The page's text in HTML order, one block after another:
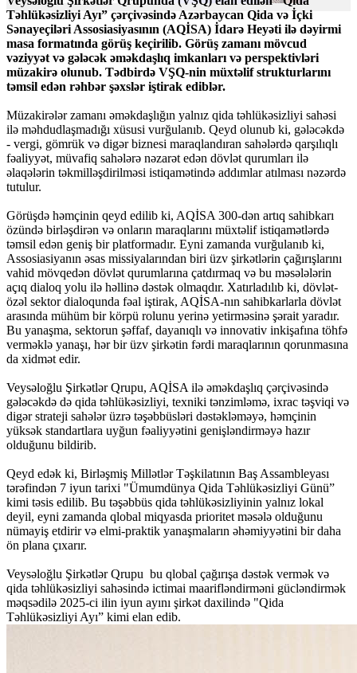
Təhlükəsizliyi Ayı” çərçivəsində Azərbaycan Qida və İçki
Sənayeçiləri Assosiasiyasının (AQİSA) İdarə Heyəti ilə dəyirmi
masa formatında görüş keçirilib. Görüş zamanı mövcud
vəziyyət və gələcək əməkdaşlıq imkanları və perspektivləri
müzakirə olunub. Tədbirdə VŞQ-nin müxtəlif strukturlarını
təmsil edən rəhbər şəxslər iştirak ediblər.
Müzakirələr zamanı əməkdaşlığın yalnız qida təhlükəsizliyi sahəsi
ilə məhdudlaşmadığı xüsusi vurğulanıb. Qeyd olunub ki, gələcəkdə
- vergi, gömrük və digər biznesi maraqlandıran sahələrdə qarşılıqlı
fəaliyyət, müvafiq sahələrə nəzarət edən dövlət qurumları ilə
əlaqələrin təkmilləşdirilməsi istiqamətində addımlar atılması nəzərdə
tutulur.
Görüşdə həmçinin qeyd edilib ki, AQİSA 300-dən artıq sahibkarı
özündə birləşdirən və onların maraqlarını müxtəlif istiqamətlərdə
təmsil edən geniş bir platformadır. Eyni zamanda vurğulanıb ki,
Assosiasiyanın əsas missiyalarından biri üzv şirkətlərin çağırışlarını
vahid mövqedən dövlət qurumlarına çatdırmaq və bu məsələlərin
açıq dialoq yolu ilə həllinə dəstək olmaqdır. Xatırladılıb ki, dövlət-
özəl sektor dialoqunda fəal iştirak, AQİSA-nın sahibkarlarla dövlət
arasında mühüm bir körpü rolunu yerinə yetirməsinə şərait yaradır.
Bu yanaşma, sektorun şəffaf, dayanıqlı və innovativ inkişafına töhfə
verməklə yanaşı, hər bir üzv şirkətin fərdi maraqlarının qorunmasına
da xidmət edir.
Veysəloğlu Şirkətlər Qrupu, AQİSA ilə əməkdaşlıq çərçivəsində
gələcəkdə də qida təhlükəsizliyi, texniki tənzimləmə, ixrac təşviqi və
digər strateji sahələr üzrə təşəbbüsləri dəstəkləməyə, həmçinin
yüksək standartlara uyğun fəaliyyətini genişləndirməyə hazır
olduğunu bildirib.
Qeyd edək ki, Birləşmiş Millətlər Təşkilatının Baş Assambleyası
tərəfindən 7 iyun tarixi "Ümumdünya Qida Təhlükəsizliyi Günü”
kimi təsis edilib. Bu təşəbbüs qida təhlükəsizliyinin yalnız lokal
deyil, eyni zamanda qlobal miqyasda prioritet məsələ olduğunu
nümayiş etdirir və elmi-praktik yanaşmaların əhəmiyyətini bir daha
ön plana çıxarır.
Veysəloğlu Şirkətlər Qrupu bu qlobal çağırışa dəstək vermək və
qida təhlükəsizliyi sahəsində ictimai maarifləndirməni gücləndirmək
məqsədilə 2025-ci ilin iyun ayını şirkət daxilində "Qida
Təhlükəsizliyi Ayı” kimi elan edib.